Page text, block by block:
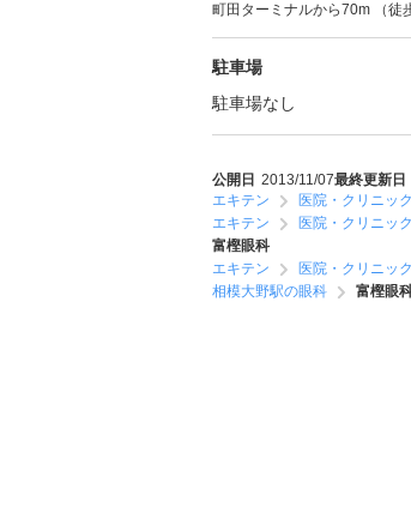
町田ターミナルから70m （徒
駐車場
駐車場なし
公開日 2013/11/07最終更新日
エキテン
医院・クリニッ
エキテン
医院・クリニッ
富樫眼科
エキテン
医院・クリニッ
相模大野駅の眼科
富樫眼